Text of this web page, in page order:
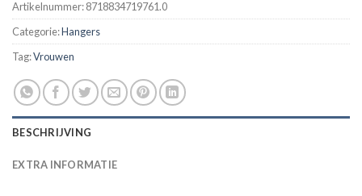
Artikelnummer:8718834719761.0
Categorie:Hangers
Tag:Vrouwen
BESCHRIJVING
EXTRA INFORMATIE